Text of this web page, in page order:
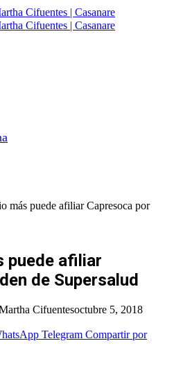
más puede afiliar Capresoca por
puede afiliar
de Supersalud
Cifuentesoctubre 5, 2018
Telegram Compartir por